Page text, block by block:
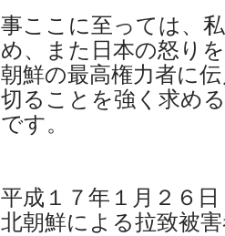
事ここに至っては、
め、また日本の怒り
朝鮮の最高権力者に
切ることを強く求め
です。
平成１７年１月２６日
北朝鮮による拉致被